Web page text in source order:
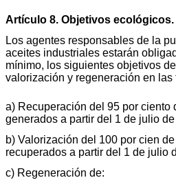
Artículo 8. Objetivos ecológicos.
Los agentes responsables de la
aceites industriales estarán
mínimo, los siguientes objetivos
valorización y regeneración en
a) Recuperación del 95 por ciento
generados a partir del 1 de julio
b) Valorización del 100 por cien
recuperados a partir del 1 de julio
c) Regeneración de: